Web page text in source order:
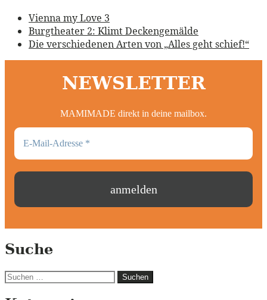
Vienna my Love 3
Burgtheater 2: Klimt Deckengemälde
Die verschiedenen Arten von „Alles geht schief!“
NEWSLETTER
MAMIMADE direkt in deine mailbox.
Suche
Suchen